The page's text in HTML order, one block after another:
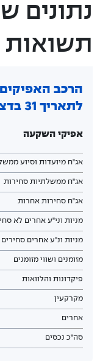
דוחות כספיים
הצבעות באסיפות
גורמים קשורים
נתונים
תשואות
הרכב
לתאריך 31 בדצמבר 2025
אפיקי השקעה
אג"ח מיועדות וסיוע
אג"ח ממשלתיות סחירות
אג"ח סחירות אחרות
מניות וני"ע אחרים לא
מניות ונ"ע אחרים סחירים
מזומנים ושווי מזומנים
פיקדונות והלוואות
מקרקעין
אחרים
סה"כ נכסים